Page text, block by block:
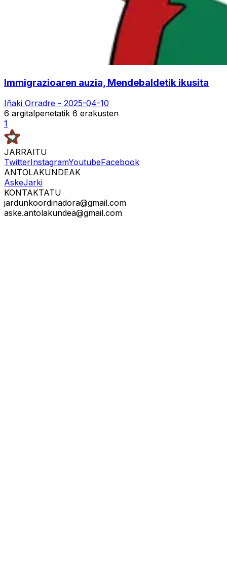
Immigrazioaren auzia, Mendebaldetik ikusita
Iñaki Orradre - 2025-04-10
6 argitalpenetatik 6 erakusten
1
JARRAITU
TwitterInstagramYoutubeFacebook
ANTOLAKUNDEAK
AskeJarki
KONTAKTATU
jardunkoordinadora@gmail.com
aske.antolakundea@gmail.com